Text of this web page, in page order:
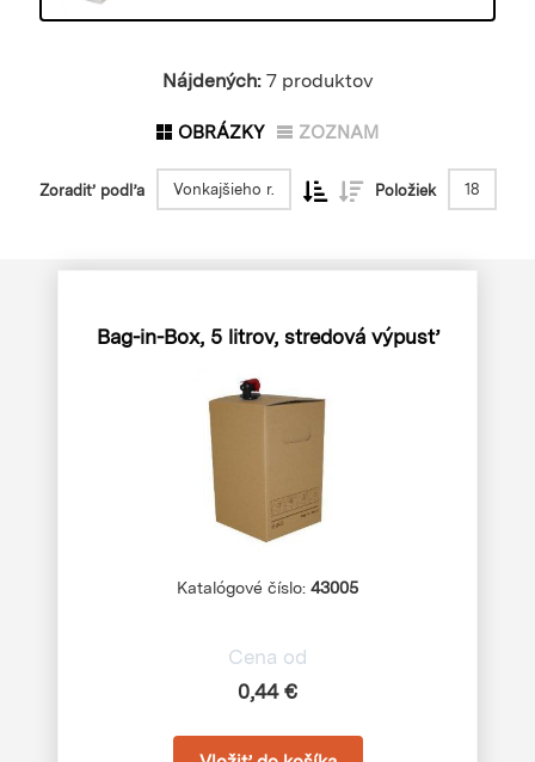
Nájdených:7 produktov
OBRÁZKY ZOZNAM
Zoradiť podľa Vonkajšieho r. Položiek 18
Bag-in-Box, 5 litrov, stredová výpusť
Katalógové číslo: 43005
Cena od
0,44 €